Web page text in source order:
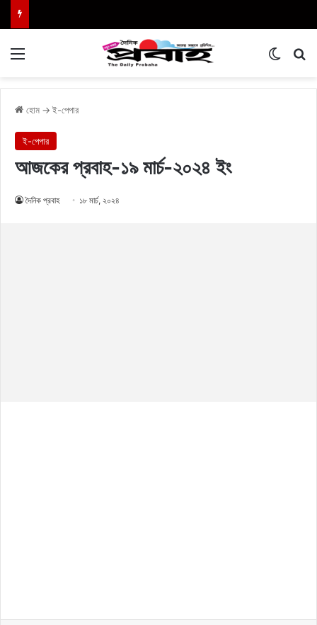
হোম → ই-পেপার
ই-পেপার
আজকের প্রবাহ-১৯ মার্চ-২০২৪ ইং
দৈনিক প্রবাহ ১৮ মার্চ, ২০২৪